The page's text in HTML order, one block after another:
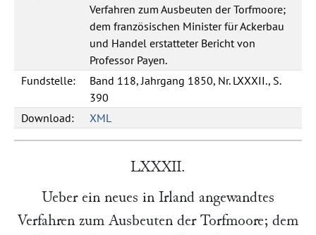
Verfahren zum Ausbeuten der Torfmoore;
dem französischen Minister für Ackerbau
und Handel erstatteter Bericht von
Professor Payen.
Fundstelle:
Band 118, Jahrgang 1850, Nr. LXXXII., S.
390
Download:
XML
LXXXII.
Ueber ein neues in Irland angewandtes
Verfahren zum Ausbeuten der Torfmoore; dem